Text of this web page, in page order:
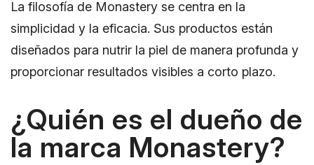
La filosofía de Monastery se centra en la
simplicidad y la eficacia. Sus productos están
diseñados para nutrir la piel de manera profunda y
proporcionar resultados visibles a corto plazo.
¿Quién es el dueño de
la marca Monastery?